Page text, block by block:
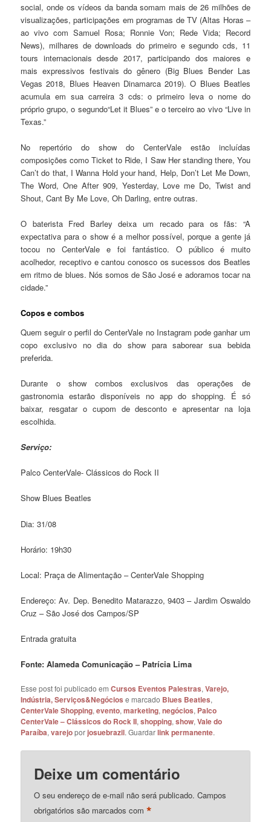
social, onde os vídeos da banda somam mais de 26 milhões de
visualizações, participações em programas de TV (Altas Horas –
ao vivo com Samuel Rosa; Ronnie Von; Rede Vida; Record
News), milhares de downloads do primeiro e segundo cds, 11
tours internacionais desde 2017, participando dos maiores e
mais expressivos festivais do gênero (Big Blues Bender Las
Vegas 2018, Blues Heaven Dinamarca 2019). O Blues Beatles
acumula em sua carreira 3 cds: o primeiro leva o nome do
próprio grupo, o segundo“Let it Blues” e o terceiro ao vivo “Live in
Texas.”
No repertório do show do CenterVale estão incluídas
composições como Ticket to Ride, I Saw Her standing there, You
Can’t do that, I Wanna Hold your hand, Help, Don’t Let Me Down,
The Word, One After 909, Yesterday, Love me Do, Twist and
Shout, Cant By Me Love, Oh Darling, entre outras.
O baterista Fred Barley deixa um recado para os fãs: “A
expectativa para o show é a melhor possível, porque a gente já
tocou no CenterVale e foi fantástico. O público é muito
acolhedor, receptivo e cantou conosco os sucessos dos Beatles
em ritmo de blues. Nós somos de São José e adoramos tocar na
cidade.”
Copos e combos
Quem seguir o perfil do CenterVale no Instagram pode ganhar um
copo exclusivo no dia do show para saborear sua bebida
preferida.
Durante o show combos exclusivos das operações de
gastronomia estarão disponíveis no app do shopping. É só
baixar, resgatar o cupom de desconto e apresentar na loja
escolhida.
Serviço:
Palco CenterVale- Clássicos do Rock II
Show Blues Beatles
Dia: 31/08
Horário: 19h30
Local: Praça de Alimentação – CenterVale Shopping
Endereço: Av. Dep. Benedito Matarazzo, 9403 – Jardim Oswaldo
Cruz – São José dos Campos/SP
Entrada gratuita
Fonte: Alameda Comunicação – Patrícia Lima
Esse post foi publicado emCursos Eventos Palestras,Varejo,
Indústria, Serviços&Negócios e marcado Blues Beatles,
CenterVale Shopping,evento,marketing,negócios, Palco
CenterVale – Clássicos do Rock II,shopping,show,Vale do
Paraíba,varejoporjosuebrazil. Guardarlink permanente.
Deixe um comentário
O seu endereço de e-mail não será publicado. Campos
obrigatórios são marcados com*